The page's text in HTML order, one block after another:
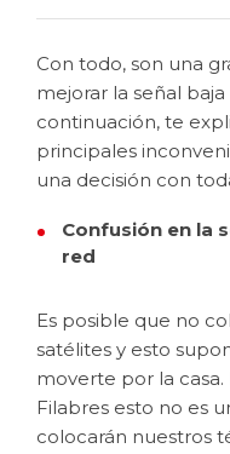
Con todo, son una
mejorar la señal
continuación, te
principales
una decisión con
Confusión en la
red
Es posible que no
satélites y esto
moverte por la
Filabres esto no es
colocarán nuestros